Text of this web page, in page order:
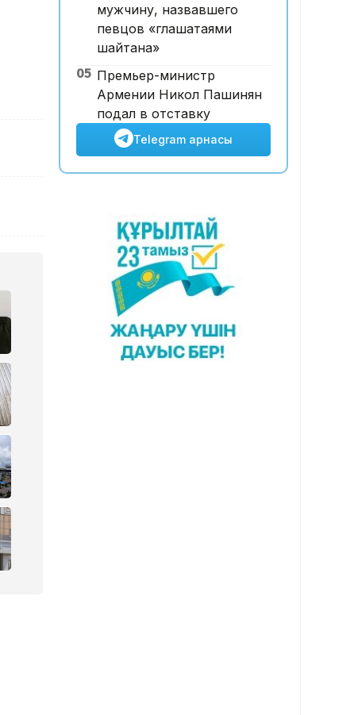
мужчину, назвавшего
певцов «глашатаями
шайтана»
05 Премьер-министр
Армении Никол Пашинян
подал в отставку
Telegram арнасы